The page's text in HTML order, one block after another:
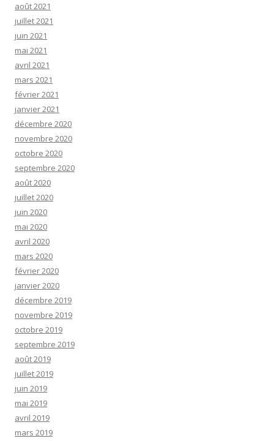
août 2021
juillet 2021
juin 2021
mai 2021
avril 2021
mars 2021
février 2021
janvier 2021
décembre 2020
novembre 2020
octobre 2020
septembre 2020
août 2020
juillet 2020
juin 2020
mai 2020
avril 2020
mars 2020
février 2020
janvier 2020
décembre 2019
novembre 2019
octobre 2019
septembre 2019
août 2019
juillet 2019
juin 2019
mai 2019
avril 2019
mars 2019